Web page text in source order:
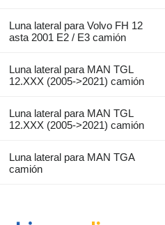
Luna lateral para Volvo FH 12
asta 2001 E2 / E3 camión
Luna lateral para MAN TGL
12.XXX (2005->2021) camión
Luna lateral para MAN TGL
12.XXX (2005->2021) camión
Luna lateral para MAN TGA
camión